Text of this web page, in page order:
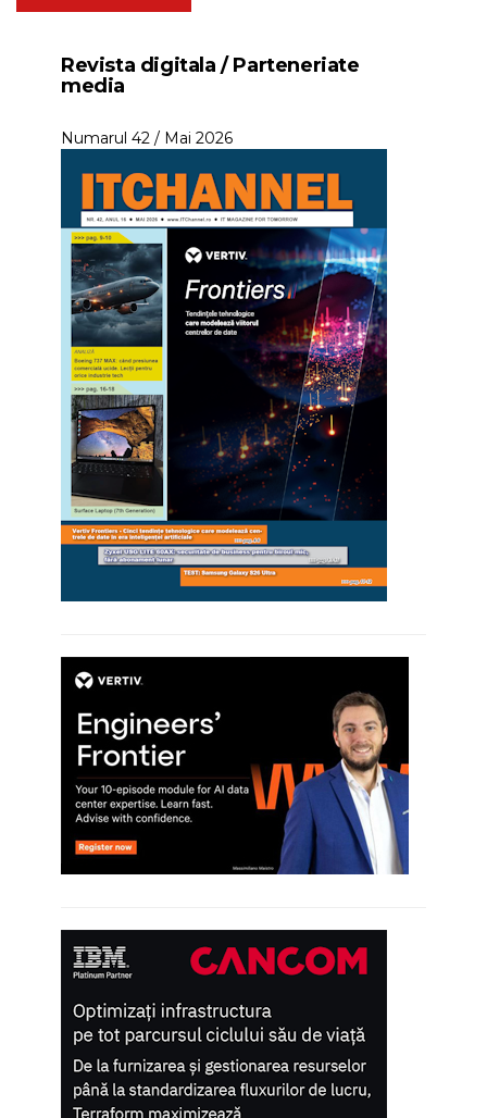
Revista digitala / Parteneriate
media
Numarul 42 / Mai 2026